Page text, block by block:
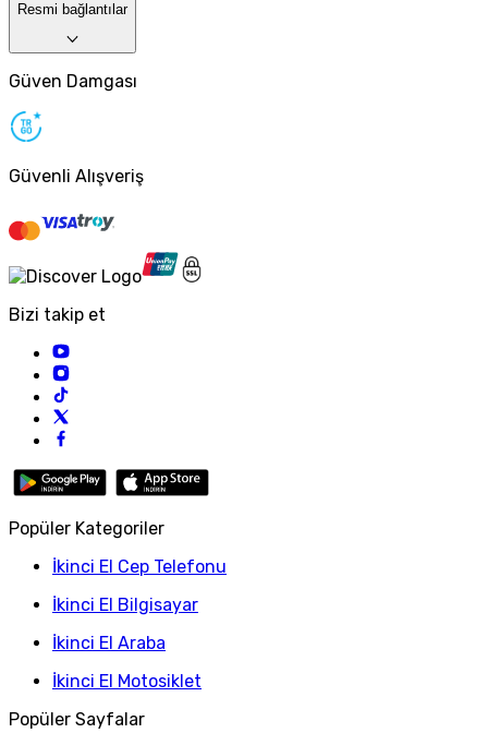
Resmi bağlantılar
Güven Damgası
Güvenli Alışveriş
Bizi takip et
Popüler Kategoriler
İkinci El Cep Telefonu
İkinci El Bilgisayar
İkinci El Araba
İkinci El Motosiklet
Popüler Sayfalar